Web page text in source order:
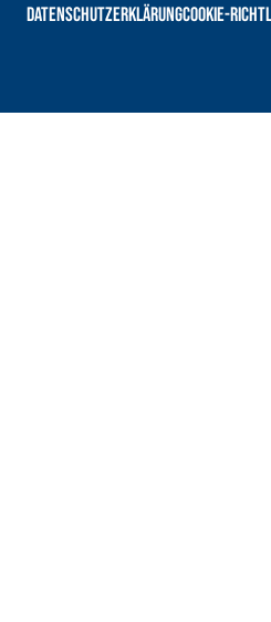
DATENSCHUTZERKLÄRUNGCOOKIE-